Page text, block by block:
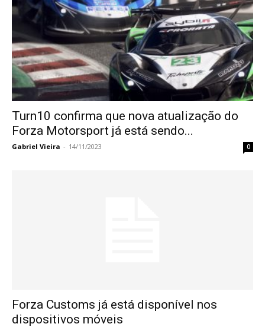
Turn10 confirma que nova atualização do
Forza Motorsport já está sendo...
Gabriel Vieira - 14/11/2023 0
Forza Customs já está disponível nos
dispositivos móveis